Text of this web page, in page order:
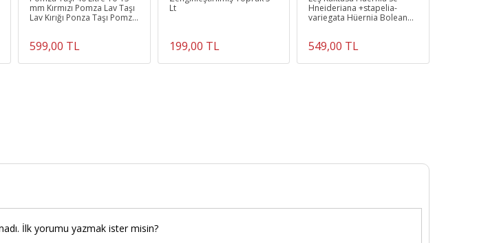
mm Kırmızı Pomza Lav Taşı
Lav Kırığı Ponza Taşı Pomza
599,00 TL
Lt
199,00 TL
Hneideriana +stapelia-
variegata Hüernia Boleana
549,00 TL
İlk yorumu yazmak ister misin?